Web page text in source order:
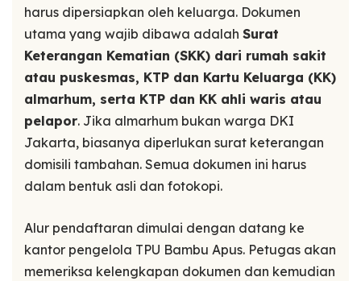
harus dipersiapkan oleh keluarga. Dokumen
utama yang wajib dibawa adalah Surat
Keterangan Kematian (SKK) dari rumah sakit
atau puskesmas, KTP dan Kartu Keluarga (KK)
almarhum, serta KTP dan KK ahli waris atau
pelapor. Jika almarhum bukan warga DKI
Jakarta, biasanya diperlukan surat keterangan
domisili tambahan. Semua dokumen ini harus
dalam bentuk asli dan fotokopi.
Alur pendaftaran dimulai dengan datang ke
kantor pengelola TPU Bambu Apus. Petugas akan
memeriksa kelengkapan dokumen dan kemudian